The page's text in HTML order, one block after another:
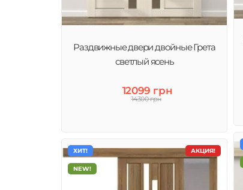
Раздвижные двери двойные Грета
светлый ясень
12099 грн
14300 грн
АКЦИЯ!
ХИТ!
NEW!